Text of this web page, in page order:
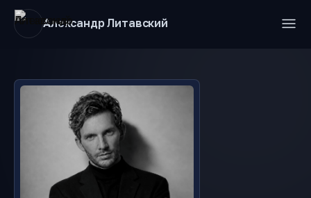
Александр Литавский